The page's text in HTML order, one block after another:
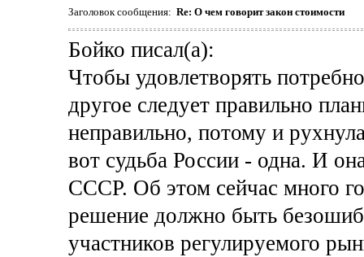
Заголовок сообщения: Re: О чем говорит закон стоимости
Бойко писал(а):
Чтобы удовлетворять
другое следует правильно
неправильно, потому и
вот судьба России - одна. И
СССР. Об этом сейчас много
решение должно быть
участников регулируемого